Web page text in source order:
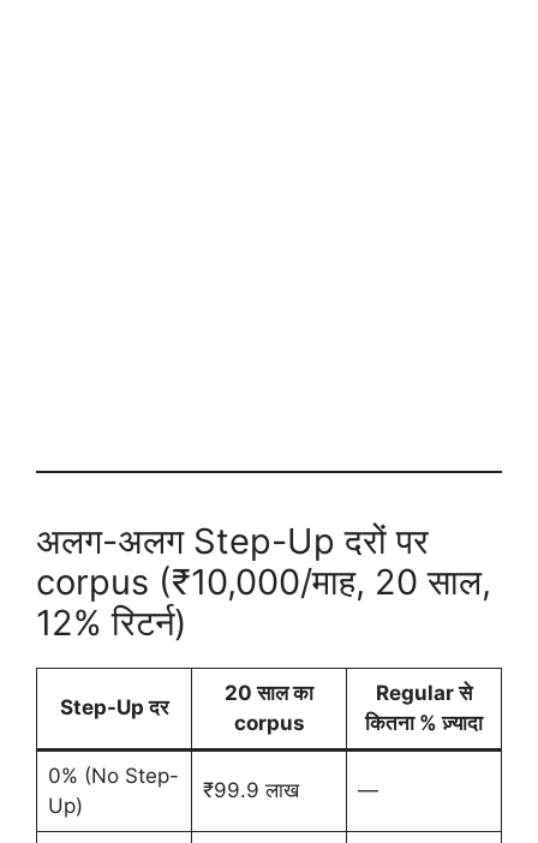
अलग-अलग Step-Up दरों पर
corpus (₹10,000/माह, 20 साल,
12% रिटर्न)
Step-Up दर
20 साल का
corpus
Regular से
कितना % ज़्यादा
0% (No Step-
Up)
₹99.9 लाख —